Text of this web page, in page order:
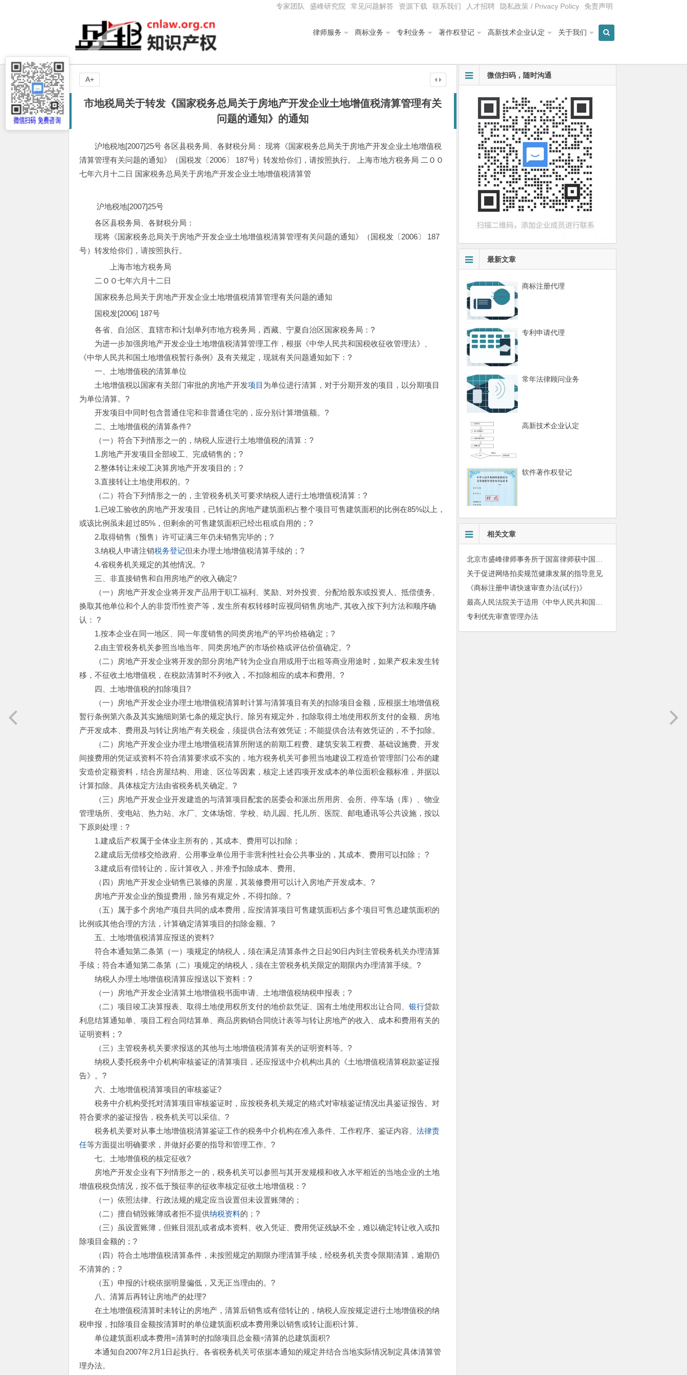
专家团队 盛峰研究院 常见问题解答 资源下载 联系我们 人才招聘 隐私政策 / Privacy Policy 免责声明
律师服务 商标业务 专利业务 著作权登记 高新技术企业认定 关于我们
市地税局关于转发《国家税务总局关于房地产开发企业土地增值税清算管理有关
问题的通知》的通知
沪地税地[2007]25号 各区县税务局、各财税分局： 现将《国家税务总局关于房地产开发企业土地增值税
清算管理有关问题的通知》（国税发〔2006〕 187号）转发给你们，请按照执行。 上海市地方税务局 二ＯＯ
七年六月十二日 国家税务总局关于房地产开发企业土地增值税清算管
沪地税地[2007]25号
各区县税务局、各财税分局：
现将《国家税务总局关于房地产开发企业土地增值税清算管理有关问题的通知》（国税发〔2006〕 187
号）转发给你们，请按照执行。
上海市地方税务局
二ＯＯ七年六月十二日
国家税务总局关于房地产开发企业土地增值税清算管理有关问题的通知
国税发[2006] 187号
各省、自治区、直辖市和计划单列市地方税务局，西藏、宁夏自治区国家税务局：?
为进一步加强房地产开发企业土地增值税清算管理工作，根据《中华人民共和国税收征收管理法》、
《中华人民共和国土地增值税暂行条例》及有关规定，现就有关问题通知如下：?
一、土地增值税的清算单位
土地增值税以国家有关部门审批的房地产开发项目 为单位进行清算，对于分期开发的项目，以分期项目
为单位清算。?
开发项目中同时包含普通住宅和非普通住宅的，应分别计算增值额。?
二、土地增值税的清算条件?
（一）符合下列情形之一的，纳税人应进行土地增值税的清算：?
1.房地产开发项目全部竣工、完成销售的；?
2.整体转让未竣工决算房地产开发项目的；?
3.直接转让土地使用权的。?
（二）符合下列情形之一的，主管税务机关可要求纳税人进行土地增值税清算：?
1.已竣工验收的房地产开发项目，已转让的房地产建筑面积占整个项目可售建筑面积的比例在85%以上，
或该比例虽未超过85%，但剩余的可售建筑面积已经出租或自用的；?
2.取得销售（预售）许可证满三年仍未销售完毕的；?
3.纳税人申请注销税务登记但未办理土地增值税清算手续的；?
4.省税务机关规定的其他情况。?
三、非直接销售和自用房地产的收入确定?
（一）房地产开发企业将开发产品用于职工福利、奖励、对外投资、分配给股东或投资人、抵偿债务、
换取其他单位和个人的非货币性资产等，发生所有权转移时应视同销售房地产, 其收入按下列方法和顺序确
认： ?
1.按本企业在同一地区、同一年度销售的同类房地产的平均价格确定；?
2.由主管税务机关参照当地当年、同类房地产的市场价格或评估价值确定。?
（二）房地产开发企业将开发的部分房地产转为企业自用或用于出租等商业用途时，如果产权未发生转
移，不征收土地增值税，在税款清算时不列收入，不扣除相应的成本和费用。?
四、土地增值税的扣除项目?
（一）房地产开发企业办理土地增值税清算时计算与清算项目有关的扣除项目金额，应根据土地增值税
暂行条例第六条及其实施细则第七条的规定执行。除另有规定外，扣除取得土地使用权所支付的金额、房地
产开发成本、费用及与转让房地产有关税金，须提供合法有效凭证；不能提供合法有效凭证的，不予扣除。
（二）房地产开发企业办理土地增值税清算所附送的前期工程费、建筑安装工程费、基础设施费、开发
间接费用的凭证或资料不符合清算要求或不实的，地方税务机关可参照当地建设工程造价管理部门公布的建
安造价定额资料，结合房屋结构、用途、区位等因素，核定上述四项开发成本的单位面积金额标准，并据以
计算扣除。具体核定方法由省税务机关确定。?
（三）房地产开发企业开发建造的与清算项目配套的居委会和派出所用房、会所、停车场（库）、物业
管理场所、变电站、热力站、水厂、文体场馆、学校、幼儿园、托儿所、医院、邮电通讯等公共设施，按以
下原则处理：?
1.建成后产权属于全体业主所有的，其成本、费用可以扣除；
2.建成后无偿移交给政府、公用事业单位用于非营利性社会公共事业的，其成本、费用可以扣除； ?
3.建成后有偿转让的，应计算收入，并准予扣除成本、费用。
（四）房地产开发企业销售已装修的房屋，其装修费用可以计入房地产开发成本。?
房地产开发企业的预提费用，除另有规定外，不得扣除。?
（五）属于多个房地产项目共同的成本费用，应按清算项目可售建筑面积占多个项目可售总建筑面积的
比例或其他合理的方法，计算确定清算项目的扣除金额。?
五、土地增值税清算应报送的资料?
符合本通知第二条第（一）项规定的纳税人，须在满足清算条件之日起90日内到主管税务机关办理清算
手续；符合本通知第二条第（二）项规定的纳税人，须在主管税务机关限定的期限内办理清算手续。?
纳税人办理土地增值税清算应报送以下资料：?
（一）房地产开发企业清算土地增值税书面申请、土地增值税纳税申报表；?
（二）项目竣工决算报表、取得土地使用权所支付的地价款凭证、国有土地使用权出让合同、银行贷款
利息结算通知单、项目工程合同结算单、商品房购销合同统计表等与转让房地产的收入、成本和费用有关的
证明资料；?
（三）主管税务机关要求报送的其他与土地增值税清算有关的证明资料等。?
纳税人委托税务中介机构审核鉴证的清算项目，还应报送中介机构出具的《土地增值税清算税款鉴证报
告》。?
六、土地增值税清算项目的审核鉴证?
税务中介机构受托对清算项目审核鉴证时，应按税务机关规定的格式对审核鉴证情况出具鉴证报告。对
符合要求的鉴证报告，税务机关可以采信。?
税务机关要对从事土地增值税清算鉴证工作的税务中介机构在准入条件、工作程序、鉴证内容、法律责
任等方面提出明确要求，并做好必要的指导和管理工作。?
七、土地增值税的核定征收?
房地产开发企业有下列情形之一的，税务机关可以参照与其开发规模和收入水平相近的当地企业的土地
增值税税负情况，按不低于预征率的征收率核定征收土地增值税：?
（一）依照法律、行政法规的规定应当设置但未设置账簿的；
（二）擅自销毁账簿或者拒不提供纳税资料的；?
（三）虽设置账簿，但账目混乱或者成本资料、收入凭证、费用凭证残缺不全，难以确定转让收入或扣
除项目金额的；?
（四）符合土地增值税清算条件，未按照规定的期限办理清算手续，经税务机关责令限期清算，逾期仍
不清算的；?
（五）申报的计税依据明显偏低，又无正当理由的。?
八、清算后再转让房地产的处理?
在土地增值税清算时未转让的房地产，清算后销售或有偿转让的，纳税人应按规定进行土地增值税的纳
税申报，扣除项目金额按清算时的单位建筑面积成本费用乘以销售或转让面积计算。
单位建筑面积成本费用=清算时的扣除项目总金额÷清算的总建筑面积?
本通知自2007年2月1日起执行。各省税务机关可依据本通知的规定并结合当地实际情况制定具体清算管
理办法。
A+ 微信扫码，随时沟通
最新文章
商标注册代理
专利申请代理
常年法律顾问业务
高新技术企业认定
软件著作权登记
相关文章
关于促进网络拍卖规范健康发展的指导意见
《商标注册申请快速审查办法(试行)》
专利优先审查管理办法